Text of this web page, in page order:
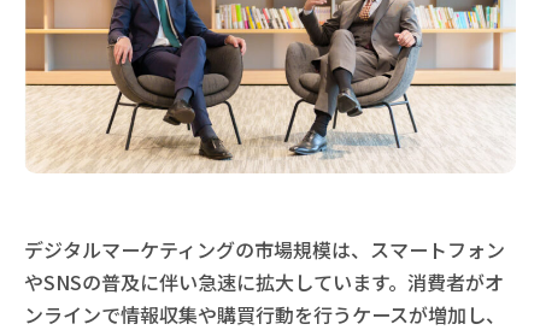
デジタルマーケティングの市場規模は、スマートフォン
やSNSの普及に伴い急速に拡大しています。消費者がオ
ンラインで情報収集や購買行動を行うケースが増加し、